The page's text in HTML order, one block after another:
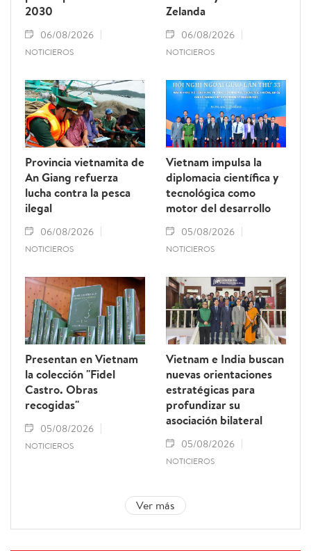
2030
06/08/2026
NOTICIEROS
Zelanda
06/08/2026
NOTICIEROS
Provincia vietnamita de
An Giang refuerza
lucha contra la pesca
ilegal
06/08/2026
NOTICIEROS
Vietnam impulsa la
diplomacia científica y
tecnológica como
motor del desarrollo
05/08/2026
NOTICIEROS
Presentan en Vietnam
la colección "Fidel
Castro. Obras
recogidas"
05/08/2026
NOTICIEROS
Vietnam e India buscan
nuevas orientaciones
estratégicas para
profundizar su
asociación bilateral
05/08/2026
NOTICIEROS
Ver más